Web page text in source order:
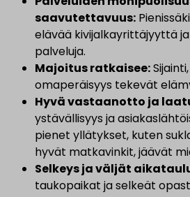
saavutettavuus:
elävää kivijalkayrittäjyyttä
palveluja.
Majoitus ratkaisee:
omaperäisyys tekevät
Hyvä vastaanotto ja
ystävällisyys ja
pienet yllätykset, kuten
hyvät matkavinkit, jäävät
Selkeys ja väljät
taukopaikat ja selkeät